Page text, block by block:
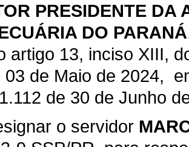
PRESIDENTE DA
DO PARANÁ
artigo 13, inciso XIII,
03 de Maio de 2024,
de 30 de Junho
o servidor